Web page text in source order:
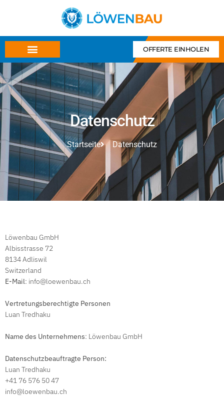
OFFERTE EINHOLEN
Datenschutz
Startseite Datenschutz
Löwenbau GmbH
Albisstrasse 72
8134 Adliswil
Switzerland
E-Mail: info@loewenbau.ch
Vertretungsberechtigte Personen
Luan Tredhaku
Name des Unternehmens: Löwenbau GmbH
Datenschutzbeauftragte Person:
Luan Tredhaku
+41 76 576 50 47
info@loewenbau.ch